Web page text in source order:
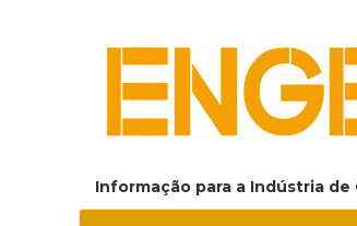
Informação para a Indústria